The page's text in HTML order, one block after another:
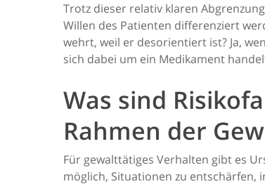
Trotz dieser relativ klaren
Willen des Patienten differenziert
wehrt, weil er desorientiert ist? Ja,
sich dabei um ein Medikament
Was sind
Rahmen der
Für gewalttätiges Verhalten gibt es
möglich, Situationen zu entschärfen,